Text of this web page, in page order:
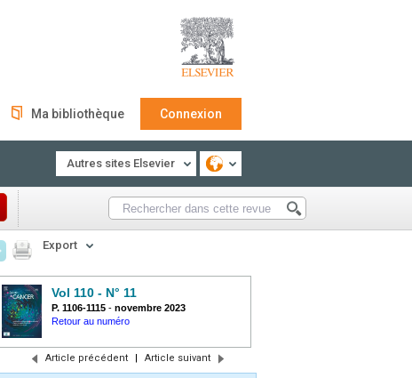
Ma bibliothèque Connexion
Autres sites Elsevier
Export
Vol 110 - N° 11
P. 1106-1115 - novembre 2023
Retour au numéro
Article précédent | Article suivant